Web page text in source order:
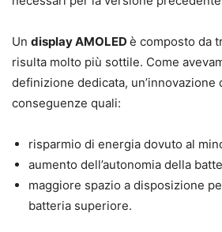
Un display AMOLED è composto da
risulta molto più sottile. Come
definizione dedicata,
conseguenze quali:
risparmio di energia dovuto al
aumento dell’autonomia della
maggiore spazio a disposizione
batteria superiore.